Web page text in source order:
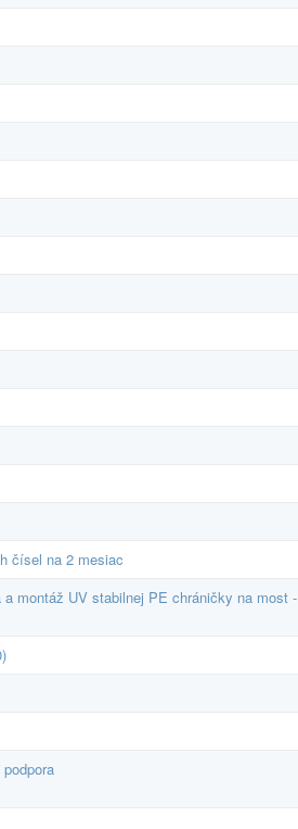
čísel na 2 mesiac
montáž UV stabilnej PE chráničky na most -